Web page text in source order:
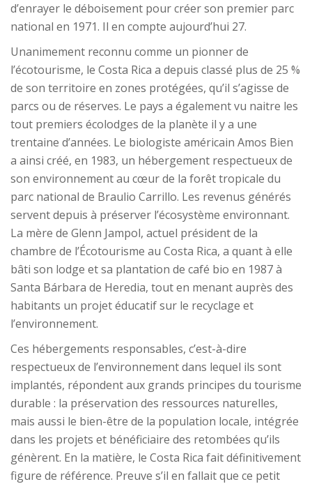
d’enrayer le déboisement pour créer son premier parc
national en 1971. Il en compte aujourd’hui 27.
Unanimement reconnu comme un pionner de
l’écotourisme, le Costa Rica a depuis classé plus de 25 %
de son territoire en zones protégées, qu’il s’agisse de
parcs ou de réserves. Le pays a également vu naitre les
tout premiers écolodges de la planète il y a une
trentaine d’années. Le biologiste américain Amos Bien
a ainsi créé, en 1983, un hébergement respectueux de
son environnement au cœur de la forêt tropicale du
parc national de Braulio Carrillo. Les revenus générés
servent depuis à préserver l’écosystème environnant.
La mère de Glenn Jampol, actuel président de la
chambre de l’Écotourisme au Costa Rica, a quant à elle
bâti son lodge et sa plantation de café bio en 1987 à
Santa Bárbara de Heredia, tout en menant auprès des
habitants un projet éducatif sur le recyclage et
l’environnement.
Ces hébergements responsables, c’est-à-dire
respectueux de l’environnement dans lequel ils sont
implantés, répondent aux grands principes du tourisme
durable : la préservation des ressources naturelles,
mais aussi le bien-être de la population locale, intégrée
dans les projets et bénéficiaire des retombées qu’ils
génèrent. En la matière, le Costa Rica fait définitivement
figure de référence. Preuve s’il en fallait que ce petit